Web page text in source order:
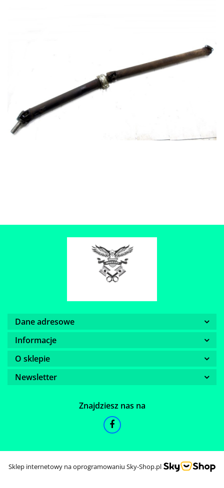
Dane adresowe
Informacje
O sklepie
Newsletter
Znajdziesz nas na
Sklep internetowy na oprogramowaniu Sky-Shop.pl